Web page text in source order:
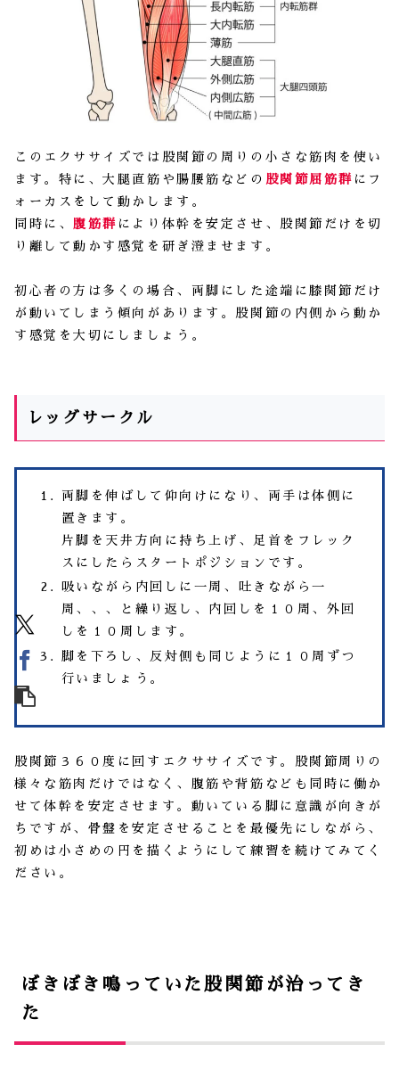
このエクササイズでは股関節の周りの小さな筋肉を使い
ます。特に、大腿直筋や腸腰筋などの 股関節屈筋群 にフ
ォーカスをして動かします。
同時に、
腹筋群 により体幹を安定させ、股関節だけを切
り離して動かす感覚を研ぎ澄ませます。
初心者の方は多くの場合、両脚にした途端に膝関節だけ
が動いてしまう傾向があります。股関節の内側から動か
す感覚を大切にしましょう。
レッグサークル
両脚を伸ばして仰向けになり、両手は体側に
置きます。
片脚を天井方向に持ち上げ、足首をフレック
スにしたらスタートポジションです。
吸いながら内回しに一周、吐きながら一
周、、、と繰り返し、内回しを１０周、外回
しを１０周します。
脚を下ろし、反対側も同じように１０周ずつ
行いましょう。
股関節３６０度に回すエクササイズです。股関節周りの
様々な筋肉だけではなく、腹筋や背筋なども同時に働か
せて体幹を安定させます。動いている脚に意識が向きが
ちですが、骨盤を安定させることを最優先にしながら、
初めは小さめの円を描くようにして練習を続けてみてく
ださい。
ぼきぼき鳴っていた股関節が治ってき
た